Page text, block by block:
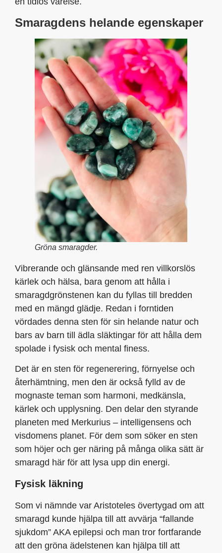
Smaragdens helande egenskaper
Gröna smaragder.
Vibrerande och glänsande med ren villkorslös
kärlek och hälsa, bara genom att hålla i
smaragdgrönstenen kan du fyllas till bredden
med en mängd glädje. Redan i forntiden
vördades denna sten för sin helande natur och
bars av barn till ädla släktingar för att hålla dem
spolade i fysisk och mental finess.
Det är en sten för regenerering, förnyelse och
återhämtning, men den är också fylld av de
mognaste teman som harmoni, medkänsla,
kärlek och upplysning. Den delar den styrande
planeten med Merkurius – intelligensens och
visdomens planet. För dem som söker en sten
som höjer och ger näring på många olika sätt är
smaragd här för att lysa upp din energi.
Fysisk läkning
Som vi nämnde var Aristoteles övertygad om att
smaragd kunde hjälpa till att avvärja “fallande
sjukdom” AKA epilepsi och man tror fortfarande
att den gröna ädelstenen kan hjälpa till att